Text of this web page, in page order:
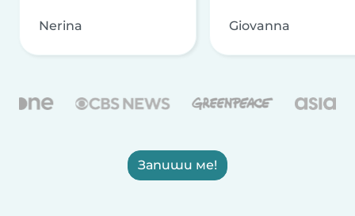
Nerina Giovanna
Запиши ме!